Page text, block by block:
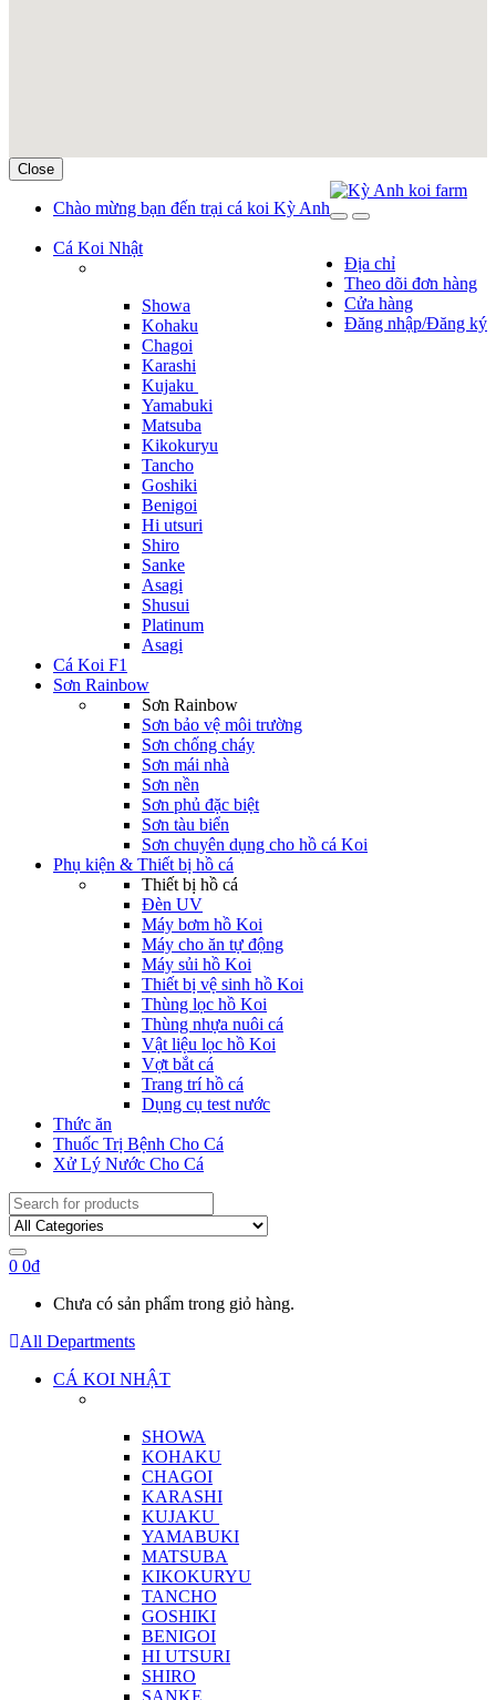
Close
Chào mừng bạn đến trại cá koi Kỳ Anh
Địa chỉ
Theo dõi đơn hàng
Cửa hàng
Đăng nhập/Đăng ký
Cá Koi Nhật
Showa
Kohaku
Chagoi
Karashi
Kujaku
Yamabuki
Matsuba
Kikokuryu
Tancho
Goshiki
Benigoi
Hi utsuri
Shiro
Sanke
Asagi
Shusui
Platinum
Asagi
Cá Koi F1
Sơn Rainbow
Sơn Rainbow
Sơn bảo vệ môi trường
Sơn chống cháy
Sơn mái nhà
Sơn nền
Sơn phủ đặc biệt
Sơn tàu biển
Sơn chuyên dụng cho hồ cá Koi
Phụ kiện & Thiết bị hồ cá
Thiết bị hồ cá
Đèn UV
Máy bơm hồ Koi
Máy cho ăn tự động
Máy sủi hồ Koi
Thiết bị vệ sinh hồ Koi
Thùng lọc hồ Koi
Thùng nhựa nuôi cá
Vật liệu lọc hồ Koi
Vợt bắt cá
Trang trí hồ cá
Dụng cụ test nước
Thức ăn
Thuốc Trị Bệnh Cho Cá
Xử Lý Nước Cho Cá
Search
for:
0 0₫
Chưa có sản phẩm trong giỏ hàng.
All Departments
CÁ KOI NHẬT
SHOWA
KOHAKU
CHAGOI
KARASHI
KUJAKU
YAMABUKI
MATSUBA
KIKOKURYU
TANCHO
GOSHIKI
BENIGOI
HI UTSURI
SHIRO
SANKE